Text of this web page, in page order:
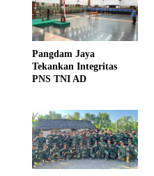
Pangdam Jaya
Tekankan Integritas
PNS TNI AD